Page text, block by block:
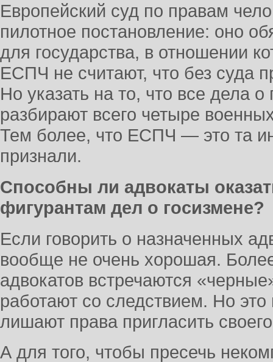
Европейский суд по правам
пилотное постановление: оно
для государства, в отношении
ЕСПЧ не считают, что без суда
Но указать на то, что все дела о
разбирают всего четыре
Тем более, что ЕСПЧ — это та
признали.
Способны ли адвокаты
фигурантам дел о госизмене?
Если говорить о назначенных
вообще не очень хорошая.
адвокатов встречаются
работают со следствием. Но это
лишают права пригласить
А для того, чтобы пресечь